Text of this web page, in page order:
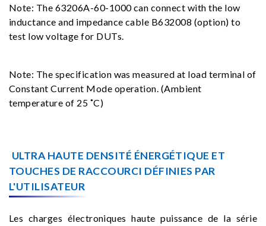
Note: The 63206A-60-1000 can connect with the low
inductance and impedance cable B632008 (option) to
test low voltage for DUTs.
Note: The specification was measured at load terminal of
Constant Current Mode operation. (Ambient
temperature of 25 ˚C)
ULTRA HAUTE DENSITÉ ÉNERGÉTIQUE ET
TOUCHES DE RACCOURCI DÉFINIES PAR
L'UTILISATEUR
Les charges électroniques haute puissance de la série